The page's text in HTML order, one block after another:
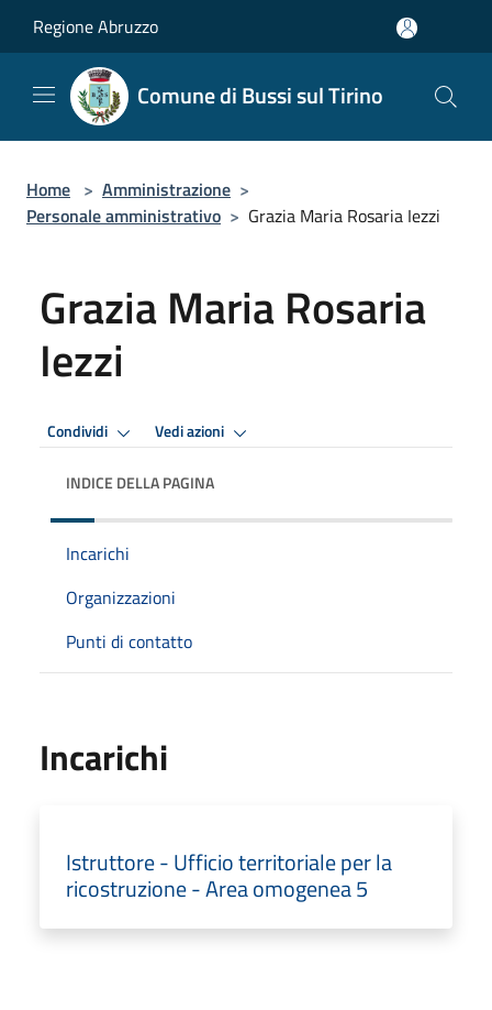
Regione Abruzzo
Comune di Bussi sul Tirino
Home > Amministrazione >
Personale amministrativo > Grazia Maria Rosaria Iezzi
Grazia Maria Rosaria
Iezzi
Condividi Vedi azioni
INDICE DELLA PAGINA
Incarichi
Organizzazioni
Punti di contatto
Incarichi
Istruttore - Ufficio territoriale per la
ricostruzione - Area omogenea 5